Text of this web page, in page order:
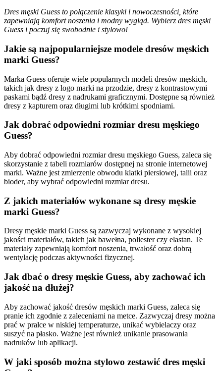
Dres męski Guess to połączenie klasyki i nowoczesności, które
zapewniają komfort noszenia i modny wygląd. Wybierz dres męski
Guess i poczuj się swobodnie i stylowo!
Jakie są najpopularniejsze modele dresów męskich
marki Guess?
Marka Guess oferuje wiele popularnych modeli dresów męskich,
takich jak dresy z logo marki na przodzie, dresy z kontrastowymi
paskami bądź dresy z nadrukami graficznymi. Dostępne są również
dresy z kapturem oraz długimi lub krótkimi spodniami.
Jak dobrać odpowiedni rozmiar dresu męskiego
Guess?
Aby dobrać odpowiedni rozmiar dresu męskiego Guess, zaleca się
skorzystanie z tabeli rozmiarów dostępnej na stronie internetowej
marki. Ważne jest zmierzenie obwodu klatki piersiowej, talii oraz
bioder, aby wybrać odpowiedni rozmiar dresu.
Z jakich materiałów wykonane są dresy męskie
marki Guess?
Dresy męskie marki Guess są zazwyczaj wykonane z wysokiej
jakości materiałów, takich jak bawełna, poliester czy elastan. Te
materiały zapewniają komfort noszenia, trwałość oraz dobrą
wentylację podczas aktywności fizycznej.
Jak dbać o dresy męskie Guess, aby zachować ich
jakość na dłużej?
Aby zachować jakość dresów męskich marki Guess, zaleca się
pranie ich zgodnie z zaleceniami na metce. Zazwyczaj dresy można
prać w pralce w niskiej temperaturze, unikać wybielaczy oraz
suszyć na płasko. Ważne jest również unikanie prasowania
nadruków lub aplikacji.
W jaki sposób można stylowo zestawić dres męski